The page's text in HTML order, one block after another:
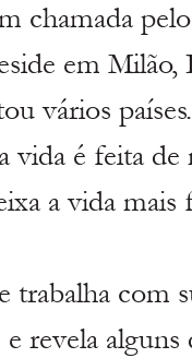
chamada
em Milão,
vários
vida é feita
a vida mais
trabalha com
revela alguns